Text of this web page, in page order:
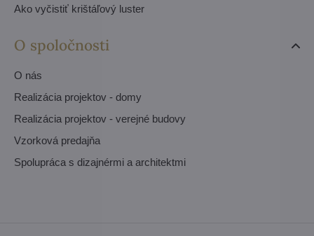
Ako vyčistiť krištáľový luster
O spoločnosti
O nás
Realizácia projektov - domy
Realizácia projektov - verejné budovy
Vzorková predajňa
Spolupráca s dizajnérmi a architektmi